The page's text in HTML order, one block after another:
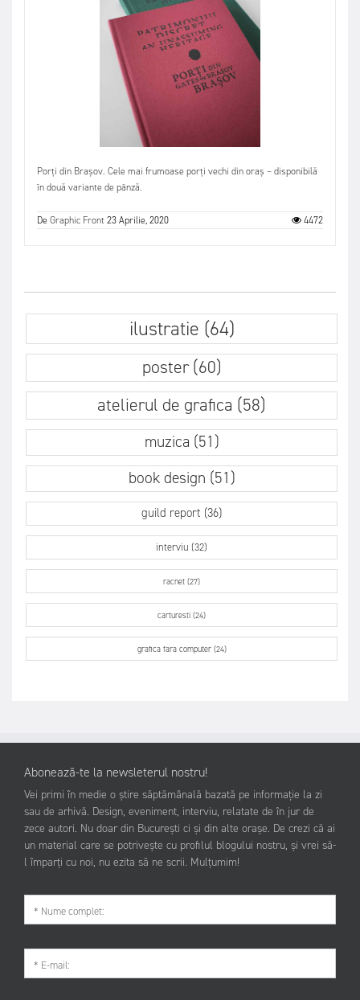
Porți din Brașov. Cele mai frumoase porți vechi din oraș – disponibilă
în două variante de pânză.
DeGraphic Front23 Aprilie, 2020 4472
ilustratie (64)
poster (60)
atelierul de grafica (58)
muzica (51)
book design (51)
guild report (36)
interviu (32)
racnet (27)
carturesti (24)
grafica fara computer (24)
Abonează-te la newsleterul nostru!
Vei primi în medie o știre săptămânală bazată pe informație la zi
sau de arhivă. Design, eveniment, interviu, relatate de în jur de
zece autori. Nu doar din București ci și din alte orașe. De crezi că ai
un material care se potrivește cu profilul blogului nostru, și vrei să-
l împarți cu noi, nu ezita să ne scrii. Mulțumim!